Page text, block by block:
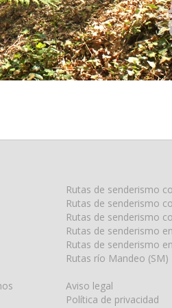
Rutas de senderismo
Rutas de senderismo
Rutas de senderismo
Rutas de senderismo
Rutas de senderismo
Rutas río Mandeo (SM)
Aviso legal
Política de privacidad